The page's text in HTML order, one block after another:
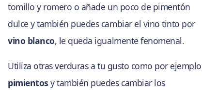
tomillo y romero o añade un poco de pimentón
dulce y también puedes cambiar el vino tinto por
vino blanco, le queda igualmente fenomenal.
Utiliza otras verduras a tu gusto como por ejemplo
pimientos y también puedes cambiar los